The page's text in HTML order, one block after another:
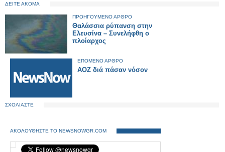
ΔΕΙΤΕ ΑΚΟΜΑ
ΠΡΟΗΓΟΥΜΕΝΟ ΑΡΘΡΟ
Θαλάσσια ρύπανση στην
Ελευσίνα – Συνελήφθη ο
πλοίαρχος
ΕΠΟΜΕΝΟ ΑΡΘΡΟ
ΑΟΖ διά πάσαν νόσον
ΣΧΟΛΙΑΣΤΕ
ΑΚΟΛΟΥΘΗΣΤΕ ΤΟ NEWSNOWGR.COM